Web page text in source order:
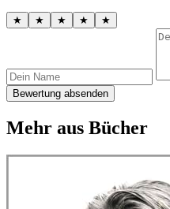
★ ★ ★ ★ ★
Bewertung absenden
Mehr aus Bücher